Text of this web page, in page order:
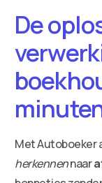
De
Met Autoboeker
herkennennaar